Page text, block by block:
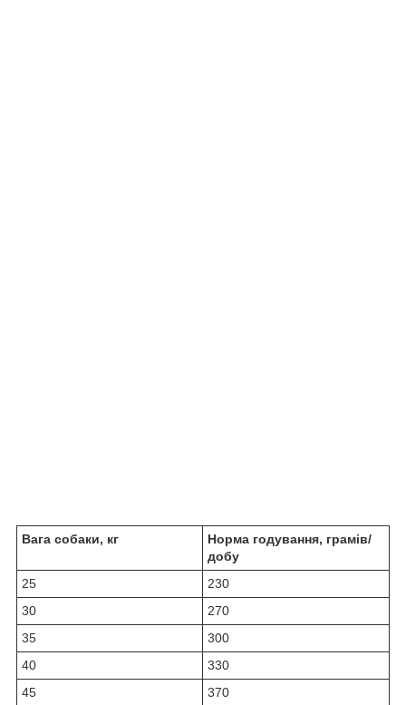
Вага собаки, кг
Норма годування, грамів/
добу
25
230
30
270
35
300
40
330
45
370